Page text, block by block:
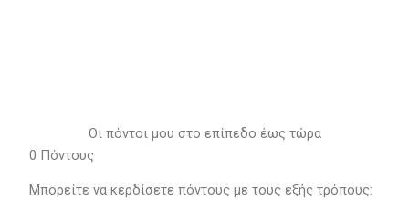
Οι πόντοι μου στο επίπεδο έως τώρα
0 Πόντους
Μπορείτε να κερδίσετε πόντους με τους εξής τρόπους: